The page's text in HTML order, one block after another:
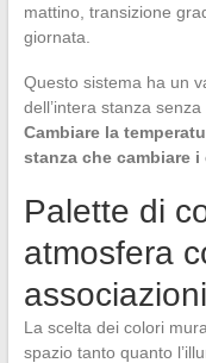
mattino, transizione
giornata.
Questo sistema ha un
dell’intera stanza
Cambiare la
stanza che cambiare
Palette di
atmosfera
La scelta dei colori
spazio tanto quanto